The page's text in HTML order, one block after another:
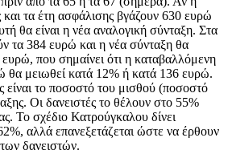
και τα έτη ασφάλισης βγάζουν 630 ευρώ
θα είναι η νέα αναλογική σύνταξη. Στα
τα 384 ευρώ και η νέα σύνταξη θα
που σημαίνει ότι η καταβαλλόμενη
θα μειωθεί κατά 12% ή κατά 136 ευρώ.
είναι το ποσοστό του μισθού (ποσοστό
Οι δανειστές το θέλουν στο 55%
Το σχέδιο Κατρούγκαλου δίνει
αλλά επανεξετάζεται ώστε να έρθουν
δανειστών.